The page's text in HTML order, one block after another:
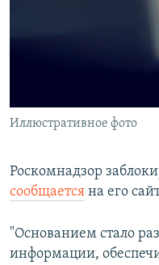
РАСПИСАНИЕ
ПОДПИШИТЕСЬ НА
Все сайты РСЕ/РС
Иллюстративное фото
Роскомнадзор
сообщается на его
"Основанием стало
информации,